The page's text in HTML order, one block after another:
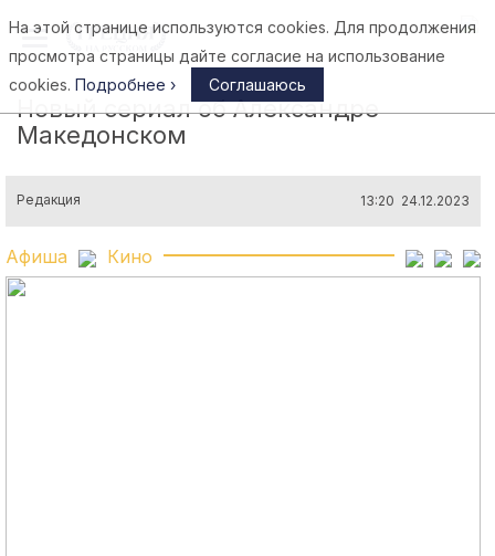
Афины
Новый сериал об Александре
Македонском
Редакция 13:20 24.12.2023
Афиша Кино
На этой странице используются cookies. Для продолжения
просмотра страницы дайте согласие на использование
cookies. Подробнее › Соглашаюсь